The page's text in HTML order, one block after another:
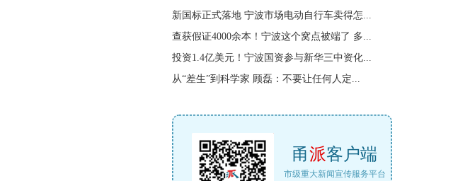
新国标正式落地 宁波市场电动自行车卖得怎...
查获假证4000余本！宁波这个窝点被端了 多...
投资1.4亿美元！宁波国资参与新华三中资化...
从“差生”到科学家 顾磊：不要让任何人定...
甬派客户端
市级重大新闻宣传服务平台